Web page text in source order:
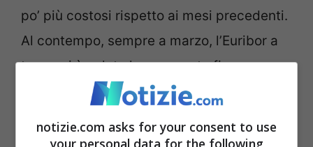
po’ più costosi rispetto ai mesi precedenti.
Al contempo, sempre a marzo, l’Euribor a
tre mesi è calato leggermente fino a
toccare lo 2,51% (-0,01%). E ciò significa
pagando quasi la stessa rata, con un
notizie.com asks for your consent to use
your personal data for the following